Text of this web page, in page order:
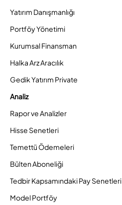
Yatırım Danışmanlığı
Portföy Yönetimi
Kurumsal Finansman
Halka Arz Aracılık
Gedik Yatırım Private
Analiz
Rapor ve Analizler
Hisse Senetleri
Temettü Ödemeleri
Bülten Aboneliği
Tedbir Kapsamındaki Pay Senetleri
Model Portföy